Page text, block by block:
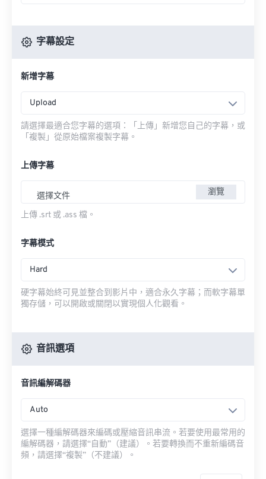
字幕設定
新增字幕
Upload
請選擇最適合您字幕的選項：「上傳」新增您自己的字幕，或
「複製」從原始檔案複製字幕。
上傳字幕
選擇文件 瀏覽
上傳 .srt 或 .ass 檔。
字幕模式
Hard
硬字幕始終可見並整合到影片中，適合永久字幕；而軟字幕單
獨存儲，可以開啟或關閉以實現個人化觀看。
音訊選項
音訊編解碼器
Auto
選擇一種編解碼器來編碼或壓縮音訊串流。若要使用最常用的
編解碼器，請選擇“自動”（建議）。若要轉換而不重新編碼音
頻，請選擇“複製”（不建議）。